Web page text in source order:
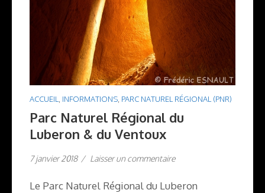
ACCUEIL INFORMATIONS PARC NATUREL RÉGIONAL (PNR)
Parc Naturel Régional du
Luberon & du Ventoux
7 janvier 2018 / Laisser un commentaire
Le Parc Naturel Régional du Luberon